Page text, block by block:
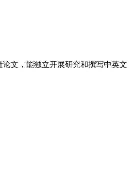
文，能独立开展研究和撰写中英文